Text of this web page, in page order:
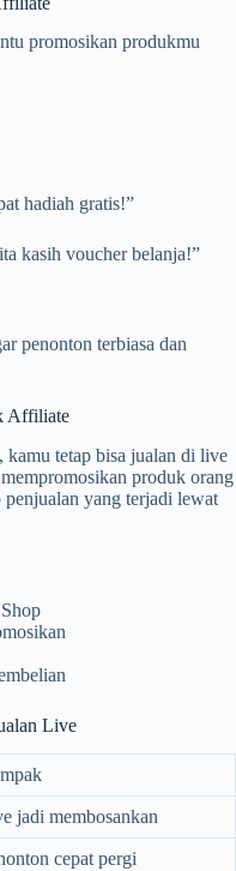
promosikan produkmu
hadiah gratis!”
kasih voucher belanja!”
penonton terbiasa dan
Affiliate
tetap bisa jualan di live
produk orang
yang terjadi lewat
Live
jadi membosankan
cepat pergi